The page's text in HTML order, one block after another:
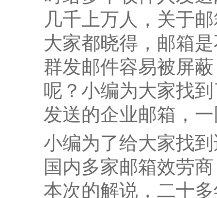
几千上万人，关于
大家都晓得，邮箱
群发邮件容易被屏
呢？小编为大家找
发送的企业邮箱，
小编为了给大家找
国内多家邮箱效劳
本次的解说，二十